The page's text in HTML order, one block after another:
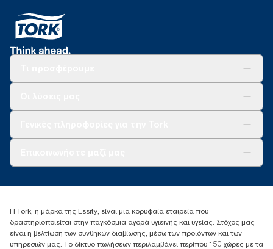
+302102705722
17th klm.National Road Athens-Lamia &2 Kalamatas
14564 N.Kifissia, Athens-Greece
Mob: +306932474930 (για Ελλάδα & Κύπρο)
Η Tork, η μάρκα της Essity, είναι μια κορυφαία εταιρεία που
δραστηριοποιείται στην παγκόσμια αγορά υγιεινής και υγείας. Στόχος μας
είναι η βελτίωση των συνθηκών διαβίωσης, μέσω των προϊόντων και των
υπηρεσιών μας. Το δίκτυο πωλήσεων περιλαμβάνει περίπου 150 χώρες με τα